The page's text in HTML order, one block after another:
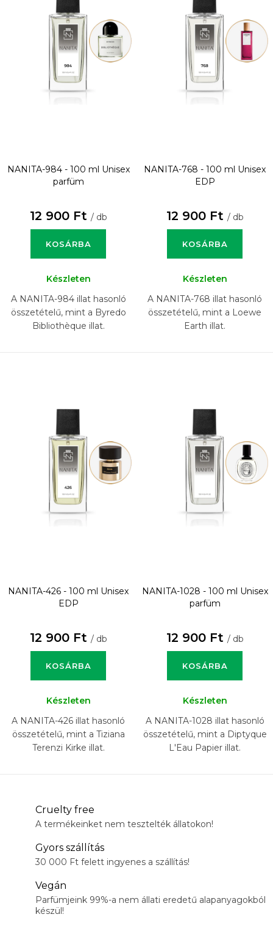
NANITA-984 - 100 ml Unisex
parfüm
12 900 Ft / db
KOSÁRBA
Készleten
A NANITA-984 illat hasonló
összetételű, mint a Byredo
Bibliothèque illat.
NANITA-768 - 100 ml Unisex
EDP
12 900 Ft / db
KOSÁRBA
Készleten
A NANITA-768 illat hasonló
összetételű, mint a Loewe
Earth illat.
NANITA-426 - 100 ml Unisex
EDP
12 900 Ft / db
KOSÁRBA
Készleten
A NANITA-426 illat hasonló
összetételű, mint a Tiziana
Terenzi Kirke illat.
NANITA-1028 - 100 ml Unisex
parfüm
12 900 Ft / db
KOSÁRBA
Készleten
A NANITA-1028 illat hasonló
összetételű, mint a Diptyque
L'Eau Papier illat.
Cruelty free
A termékeinket nem tesztelték állatokon!
Gyors szállítás
30 000 Ft felett ingyenes a szállítás!
Vegán
Parfümjeink 99%-a nem állati eredetű alapanyagokból
készül!